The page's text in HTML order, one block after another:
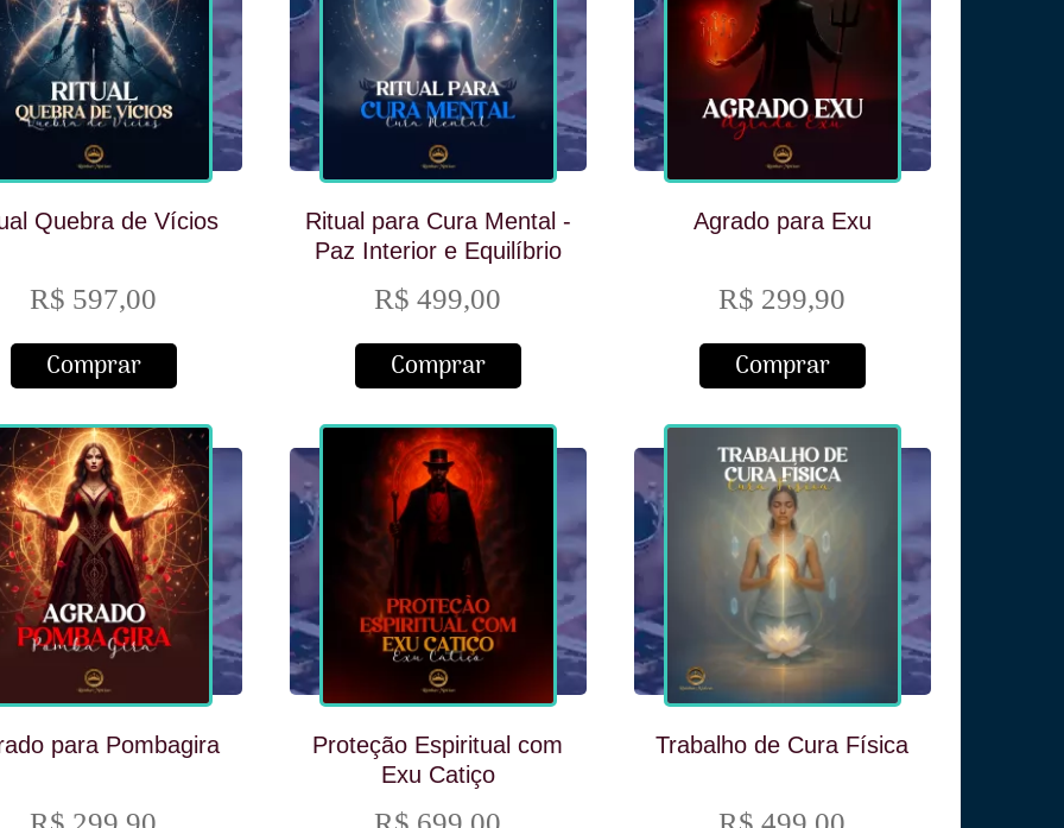
Quebra de Vícios
R$ 597,00
Comprar
Ritual para Cura Mental -
Paz Interior e Equilíbrio
R$ 499,00
Comprar
Agrado para Exu
R$ 299,90
Comprar
para Pombagira
Proteção Espiritual com
Exu Catiço
Trabalho de Cura Física